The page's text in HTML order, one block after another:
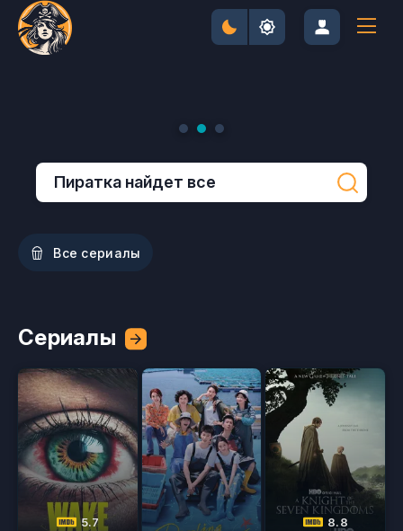
Я тебя отыщу
Все сериалы
Сериалы
5.7 8.8